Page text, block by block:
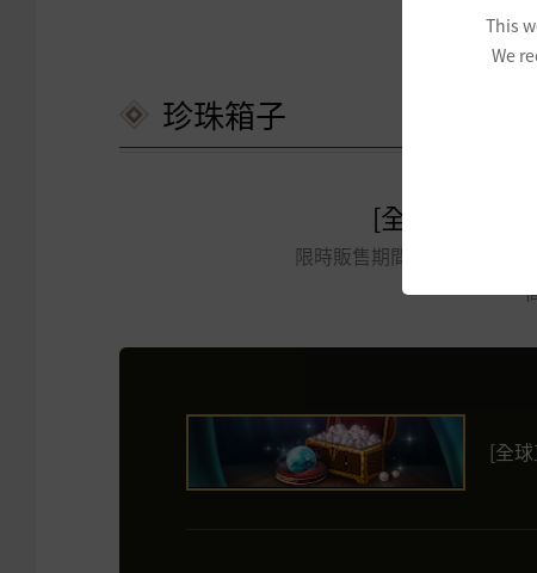
This
We
珍珠箱子
[全球直營4
限時販售期間：2026年6月
[全